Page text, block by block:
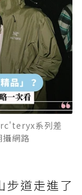
系列差
攝網路
步道走進了